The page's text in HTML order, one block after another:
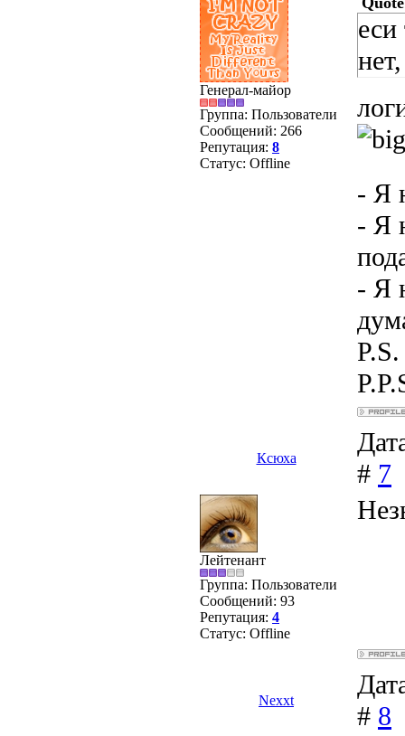
Генерал-майор
Группа: Пользователи
Сообщений: 266
Репутация: 8
Статус: Offline
- Я
- Я
- Я
Ксюха
# 7
Лейтенант
Группа: Пользователи
Сообщений: 93
Репутация: 4
Статус: Offline
Nexxt
# 8